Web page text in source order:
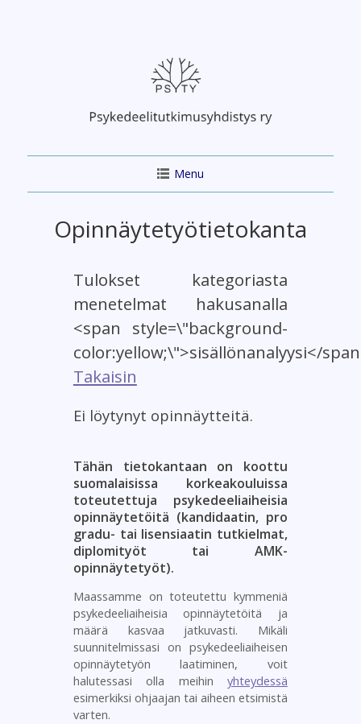
Menu
Opinnäytetyötietokanta
Tulokset kategoriasta
menetelmat hakusanalla
<span style=\"background-
color:yellow;\">sisällönanalyysi</
Takaisin
Ei löytynyt opinnäytteitä.
Tähän tietokantaan on koottu
suomalaisissa korkeakouluissa
toteutettuja psykedeeliaiheisia
opinnäytetöitä (kandidaatin, pro
gradu- tai lisensiaatin tutkielmat,
diplomityöt tai AMK-
opinnäytetyöt).
Maassamme on toteutettu kymmeniä
psykedeeliaiheisia opinnäytetöitä ja
määrä kasvaa jatkuvasti. Mikäli
suunnitelmissasi on psykedeeliaiheisen
opinnäytetyön laatiminen, voit
halutessasi olla meihin yhteydessä
esimerkiksi ohjaajan tai aiheen etsimistä
varten.